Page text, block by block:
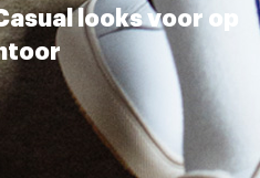
looks voor op